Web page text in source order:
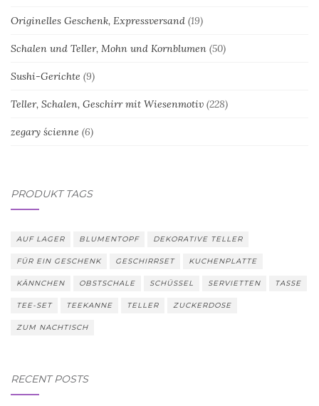
Originelles Geschenk, Expressversand (19)
Schalen und Teller, Mohn und Kornblumen (50)
Sushi-Gerichte (9)
Teller, Schalen, Geschirr mit Wiesenmotiv (228)
zegary ścienne (6)
PRODUKT TAGS
AUF LAGER BLUMENTOPF DEKORATIVE TELLER
FÜR EIN GESCHENK GESCHIRRSET KUCHENPLATTE
KÄNNCHEN OBSTSCHALE SCHÜSSEL SERVIETTEN TASSE
TEE-SET TEEKANNE TELLER ZUCKERDOSE
ZUM NACHTISCH
RECENT POSTS